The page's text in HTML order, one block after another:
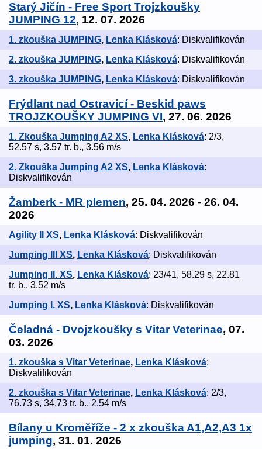
Starý Jičín - Free Sport Trojzkoušky
JUMPING 12, 12. 07. 2026
1. zkouška JUMPING, Lenka Klásková: Diskvalifikován
2. zkouška JUMPING, Lenka Klásková: Diskvalifikován
3. zkouška JUMPING, Lenka Klásková: Diskvalifikován
Frýdlant nad Ostravicí - Beskid paws
TROJZKOUŠKY JUMPING VI, 27. 06. 2026
1. Zkouška Jumping A2 XS, Lenka Klásková: 2/3,
52.57 s, 3.57 tr. b., 3.56 m/s
2. Zkouška Jumping A2 XS, Lenka Klásková:
Diskvalifikován
Žamberk - MR plemen, 25. 04. 2026 - 26. 04.
2026
Agility II XS, Lenka Klásková: Diskvalifikován
Jumping III XS, Lenka Klásková: Diskvalifikován
Jumping II. XS, Lenka Klásková: 23/41, 58.29 s, 22.81
tr. b., 3.52 m/s
Jumping I. XS, Lenka Klásková: Diskvalifikován
Čeladná - Dvojzkoušky s Vitar Veterinae, 07.
03. 2026
1. zkouška s Vitar Veterinae, Lenka Klásková:
Diskvalifikován
2. zkouška s Vitar Veterinae, Lenka Klásková: 2/3,
76.73 s, 34.73 tr. b., 2.54 m/s
Bílany u Kroměříže - 2 x zkouška A1,A2,A3 1x
jumping, 31. 01. 2026